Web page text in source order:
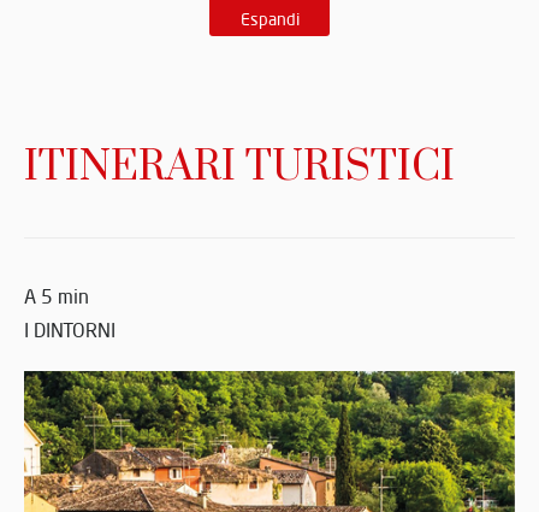
Espandi
ITINERARI TURISTICI
A 5 min
I DINTORNI